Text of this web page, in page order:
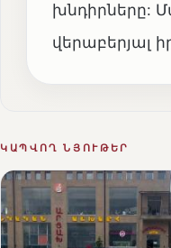
խնդիրները:
վերաբերյալ
ԿԱՊՎՈՂ ՆՅՈՒԹԵՐ